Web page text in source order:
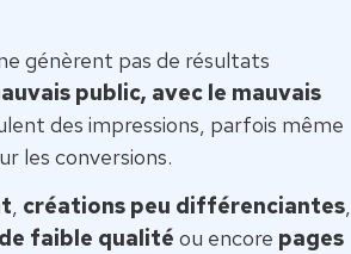
génèrent pas de résultats
public, avec le mauvais
des impressions, parfois même
les conversions.
, créations peu différenciantes,
faible qualité ou encore pages